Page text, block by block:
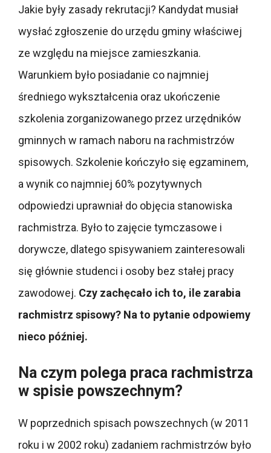
Jakie były zasady rekrutacji? Kandydat musiał
wysłać zgłoszenie do urzędu gminy właściwej
ze względu na miejsce zamieszkania.
Warunkiem było posiadanie co najmniej
średniego wykształcenia oraz ukończenie
szkolenia zorganizowanego przez urzędników
gminnych w ramach naboru na rachmistrzów
spisowych. Szkolenie kończyło się egzaminem,
a wynik co najmniej 60% pozytywnych
odpowiedzi uprawniał do objęcia stanowiska
rachmistrza. Było to zajęcie tymczasowe i
dorywcze, dlatego spisywaniem zainteresowali
się głównie studenci i osoby bez stałej pracy
zawodowej. Czy zachęcało ich to, ile zarabia
rachmistrz spisowy? Na to pytanie odpowiemy
nieco później.
Na czym polega praca rachmistrza
w spisie powszechnym?
W poprzednich spisach powszechnych (w 2011
roku i w 2002 roku) zadaniem rachmistrzów było